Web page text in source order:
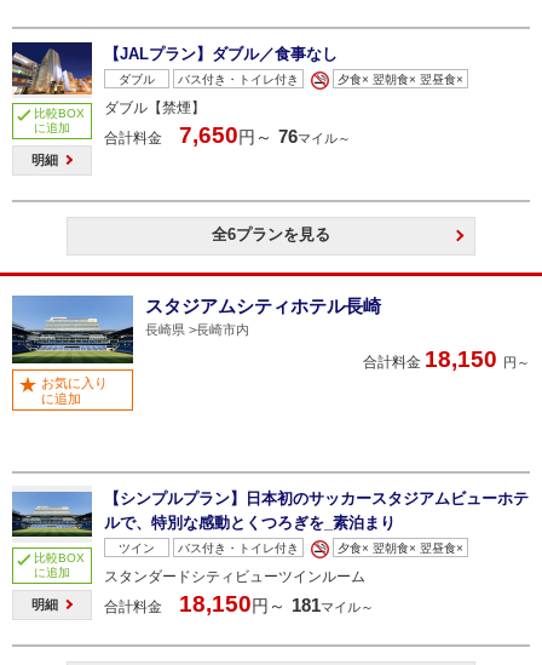
比較BOX
に追加
明細
【JALプラン】ダブル／食事なし
ダブル バス付き・トイレ付き 夕食× 翌朝食× 翌昼食×
ダブル【禁煙】
合計料金
7,650円～ 76マイル～
全6プランを見る
スタジアムシティホテル長崎
長崎県 長崎市内
合計料金 18,150 円～
お気に入り
に追加
比較BOX
に追加
明細
【シンプルプラン】日本初のサッカースタジアムビューホテ
ルで、特別な感動とくつろぎを_素泊まり
ツイン バス付き・トイレ付き 夕食× 翌朝食× 翌昼食×
スタンダードシティビューツインルーム
合計料金
18,150円～ 181マイル～